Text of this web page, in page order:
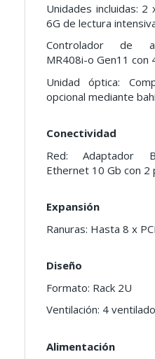
Unidades incluidas: 2
6G de lectura
Controlador de
MR408i-o Gen11 con
Unidad óptica:
opcional mediante
Conectividad
Red: Adaptador
Ethernet 10 Gb con 2
Expansión
Ranuras: Hasta 8 x
Diseño
Formato: Rack 2U
Ventilación: 4
Alimentación